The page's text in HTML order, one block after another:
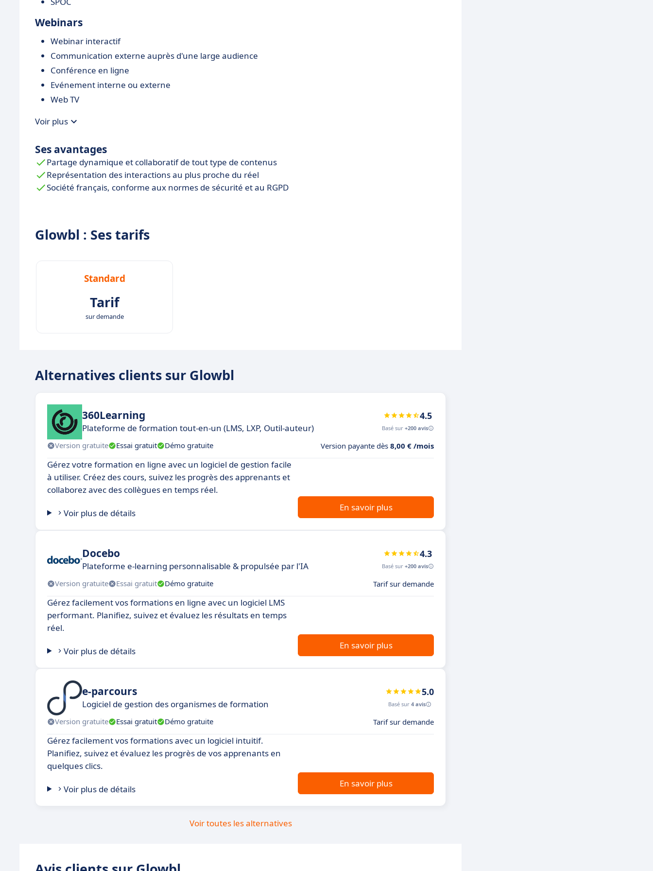
Webinars
Webinar interactif
Communication externe auprès d'une large audience
Conférence en ligne
Evénement interne ou externe
Web TV
Voir plus
Ses avantages
Partage dynamique et collaboratif de tout type de contenus
Représentation des interactions au plus proche du réel
Société français, conforme aux normes de sécurité et au RGPD
Glowbl : Ses tarifs
Standard
Tarif
sur demande
Alternatives clients sur Glowbl
360Learning
Plateforme de formation tout-en-un (LMS, LXP, Outil-auteur)
4.5
Basé sur +200 avis
Version gratuite Essai gratuit Démo gratuite Version payante dès 8,00 € /mois
Gérez votre formation en ligne avec un logiciel de gestion facile
à utiliser. Créez des cours, suivez les progrès des apprenants et
collaborez avec des collègues en temps réel.
Voir plus de détails
En savoir plus
Docebo
Plateforme e-learning personnalisable & propulsée par l'IA
4.3
Basé sur +200 avis
Version gratuite Essai gratuit Démo gratuite Tarif sur demande
Gérez facilement vos formations en ligne avec un logiciel LMS
performant. Planifiez, suivez et évaluez les résultats en temps
réel.
Voir plus de détails
En savoir plus
e-parcours
Logiciel de gestion des organismes de formation
5.0
Basé sur 4 avis
Version gratuite Essai gratuit Démo gratuite Tarif sur demande
Gérez facilement vos formations avec un logiciel intuitif.
Planifiez, suivez et évaluez les progrès de vos apprenants en
quelques clics.
Voir plus de détails
En savoir plus
Voir toutes les alternatives